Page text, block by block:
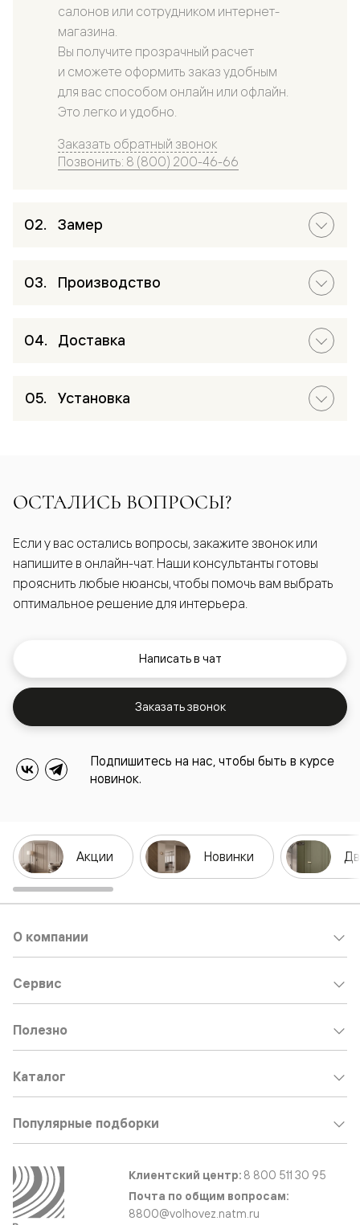
салонов или сотрудником интернет-
магазина.
Вы получите прозрачный расчет
и сможете оформить заказ удобным
для вас способом онлайн или офлайн.
Это легко и удобно.
Заказать обратный звонок
Позвонить: 8 (800) 200-46-66
Замер
Производство
Доставка
Установка
ОСТАЛИСЬ ВОПРОСЫ?
Если у вас остались вопросы, закажите звонок или
напишите в онлайн-чат. Наши консультанты готовы
прояснить любые нюансы, чтобы помочь вам выбрать
оптимальное решение для интерьера.
Написать в чат
Заказать звонок
Подпишитесь на нас, чтобы быть в курсе
новинок.
Акции Новинки
О компании
Сервис
Полезно
Каталог
Популярные подборки
Клиентский центр: 8 800 511 30 95
Почта по общим вопросам:
8800@volhovez.natm.ru